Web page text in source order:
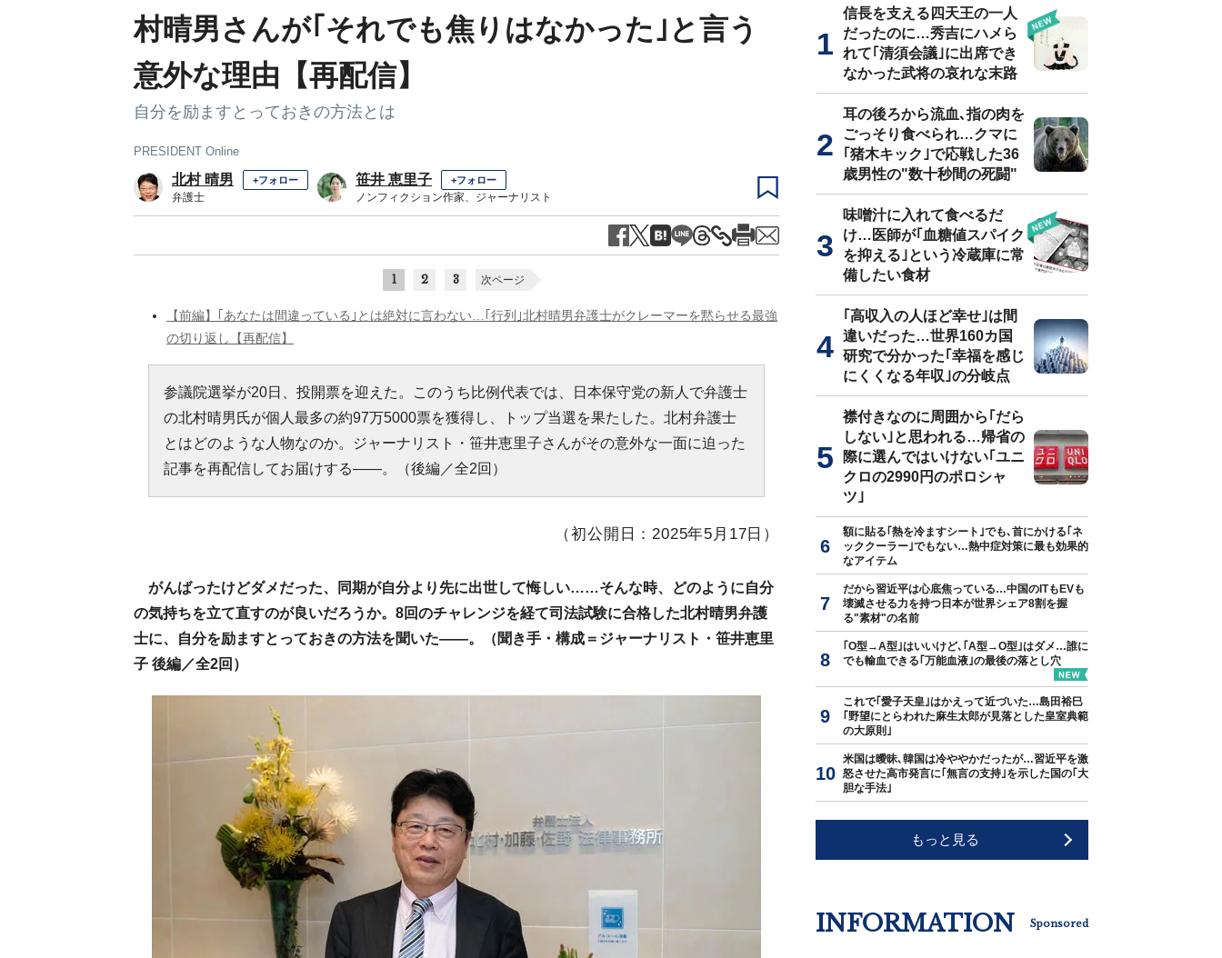
村晴男さんが｢それでも焦りはなかった｣と言う
意外な理由【再配信】
自分を励ますとっておきの方法とは
PRESIDENT Online
北村 晴男 +フォロー
弁護士
笹井 恵里子 +フォロー
ノンフィクション作家、ジャーナリスト
1 2 3 次ページ
【前編】｢あなたは間違っている｣とは絶対に言わない…｢行列｣北村晴男弁護士がクレーマーを黙らせる最強
の切り返し【再配信】
参議院選挙が20日、投開票を迎えた。このうち比例代表では、日本保守党の新人で弁護士
の北村晴男氏が個人最多の約97万5000票を獲得し、トップ当選を果たした。北村弁護士
とはどのような人物なのか。ジャーナリスト・笹井恵里子さんがその意外な一面に迫った
記事を再配信してお届けする――。（後編／全2回）
（初公開日：2025年5月17日）
がんばったけどダメだった、同期が自分より先に出世して悔しい……そんな時、どのように自分
の気持ちを立て直すのが良いだろうか。8回のチャレンジを経て司法試験に合格した北村晴男弁護
士に、自分を励ますとっておきの方法を聞いた――。（聞き手・構成＝ジャーナリスト・笹井恵里
子 後編／全2回）
信長を支える四天王の一人
だったのに…秀吉にハメら
れて｢清須会議｣に出席でき
なかった武将の哀れな末路
耳の後ろから流血､指の肉を
ごっそり食べられ…クマに
｢猪木キック｣で応戦した36
歳男性の"数十秒間の死闘"
味噌汁に入れて食べるだ
け…医師が｢血糖値スパイク
を抑える｣という冷蔵庫に常
備したい食材
｢高収入の人ほど幸せ｣は間
違いだった…世界160カ国
研究で分かった｢幸福を感じ
にくくなる年収｣の分岐点
襟付きなのに周囲から｢だら
しない｣と思われる…帰省の
際に選んではいけない｢ユニ
クロの2990円のポロシャ
ツ｣
額に貼る｢熱を冷ますシート｣でも､首にかける｢ネ
ッククーラー｣でもない…熱中症対策に最も効果的
なアイテム
だから習近平は心底焦っている…中国のITもEVも
壊滅させる力を持つ日本が世界シェア8割を握
る"素材"の名前
｢O型→A型｣はいいけど､｢A型→O型｣はダメ…誰に
でも輸血できる｢万能血液｣の最後の落とし穴
これで｢愛子天皇｣はかえって近づいた…島田裕巳
｢野望にとらわれた麻生太郎が見落とした皇室典範
の大原則｣
米国は曖昧､韓国は冷ややかだったが…習近平を激
怒させた高市発言に｢無言の支持｣を示した国の｢大
胆な手法｣
もっと見る
INFORMATION Sponsored